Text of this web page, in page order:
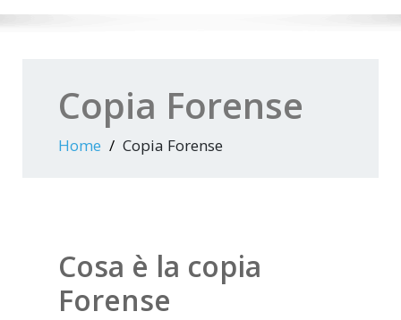
Copia Forense
Home Copia Forense
Cosa è la copia
Forense